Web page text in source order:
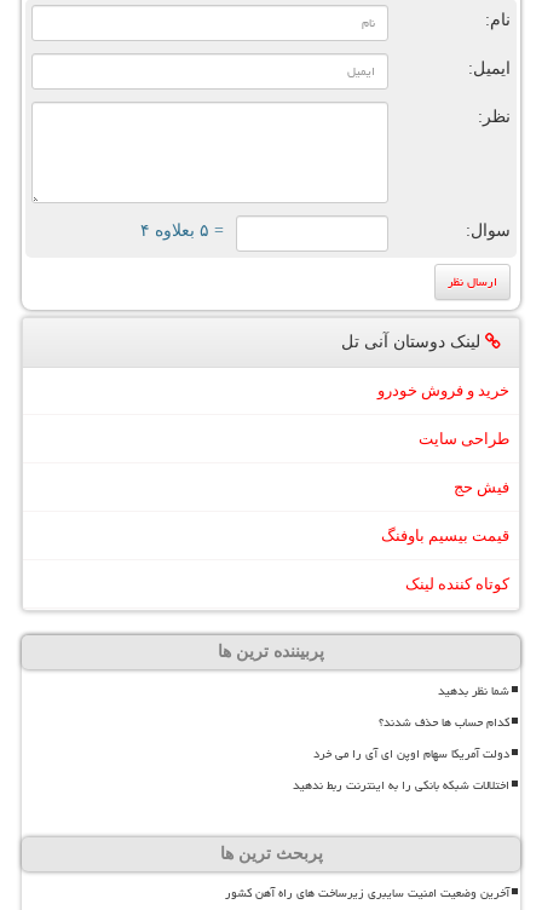
نام:
ایمیل:
نظر:
سوال: = ۵ بعلاوه ۴
لینک دوستان آنی تل
خرید و فروش خودرو
طراحی سایت
فیش حج
قیمت بیسیم باوفنگ
کوتاه کننده لینک
پربیننده ترین ها
شما نظر بدهید
کدام حساب ها حذف شدند؟
دولت آمریکا سهام اوپن ای آی را می خرد
اختلالات شبکه بانکی را به اینترنت ربط ندهید
پربحث ترین ها
آخرین وضعیت امنیت سایبری زیرساخت های راه آهن کشور